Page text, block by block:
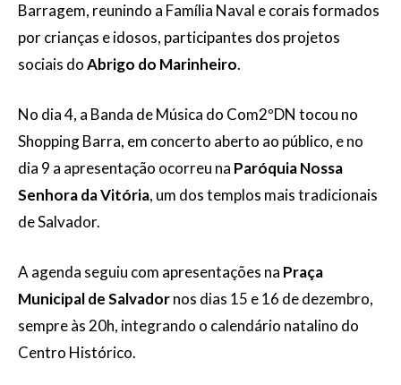
Barragem, reunindo a Família Naval e corais formados
por crianças e idosos, participantes dos projetos
sociais doAbrigo do Marinheiro.
No dia 4, a Banda de Música do Com2ºDN tocou no
Shopping Barra, em concerto aberto ao público, e no
dia 9 a apresentação ocorreu na Paróquia Nossa
Senhora da Vitória, um dos templos mais tradicionais
de Salvador.
A agenda seguiu com apresentações na Praça
Municipal de Salvadornos dias 15 e 16 de dezembro,
sempre às 20h, integrando o calendário natalino do
Centro Histórico.